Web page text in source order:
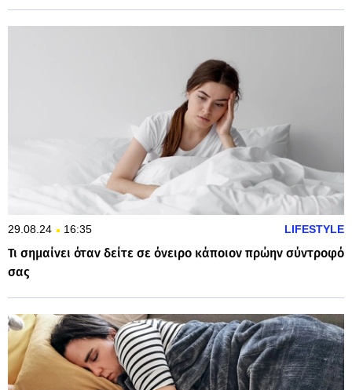
29.08.24 16:35 LIFESTYLE
Τι σημαίνει όταν δείτε σε όνειρο κάποιον πρώην σύντροφό
σας